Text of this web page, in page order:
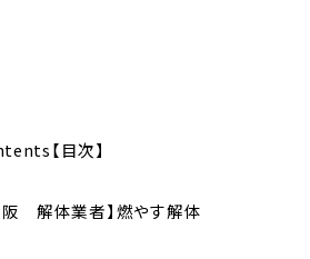
【目次】
阪 解体業者】燃やす解体